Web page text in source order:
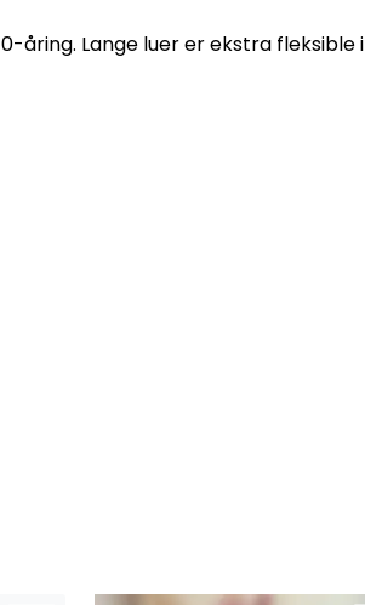
åring. Lange luer er ekstra fleksible i